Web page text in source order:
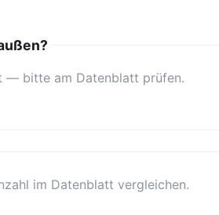
— bitte am Datenblatt prüfen.
im Datenblatt vergleichen.